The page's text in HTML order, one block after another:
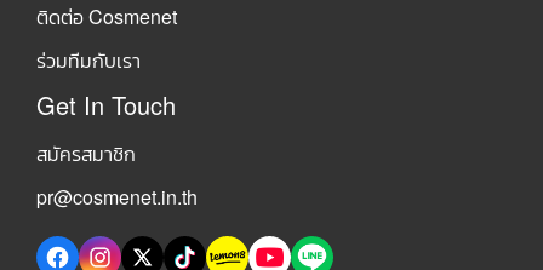
ติดต่อ Cosmenet
ร่วมทีมกับเรา
Get In Touch
สมัครสมาชิก
pr@cosmenet.in.th